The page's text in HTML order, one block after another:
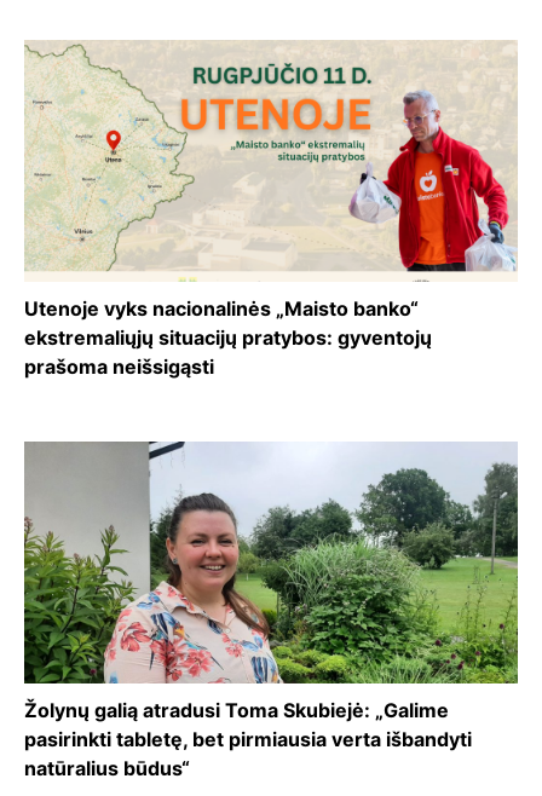
Utenoje vyks nacionalinės „Maisto banko“
ekstremaliųjų situacijų pratybos: gyventojų
prašoma neišsigąsti
Žolynų galią atradusi Toma Skubiejė: „Galime
pasirinkti tabletę, bet pirmiausia verta išbandyti
natūralius būdus“